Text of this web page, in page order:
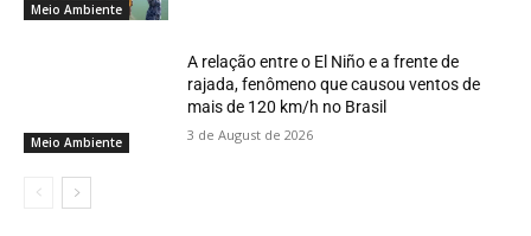
Meio Ambiente
Meio Ambiente
A relação entre o El Niño e a frente de
rajada, fenômeno que causou ventos de
mais de 120 km/h no Brasil
3 de August de 2026